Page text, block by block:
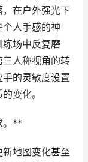
在户外强光下
人手感的神
场中反复磨
人称视角的转
的灵敏度设置
变化。
。**
地图变化甚至